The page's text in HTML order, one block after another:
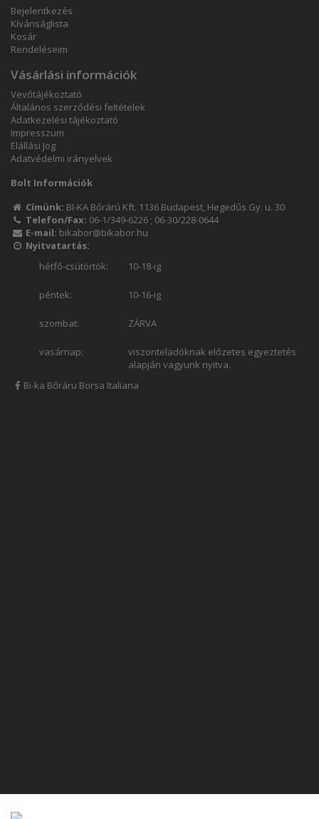
Bejelentkezés
Kívánságlista
Kosár
Rendeléseim
Vásárlási információk
Vevőtájékoztató
Általános szerződési feltételek
Adatkezelési tájékoztató
Impresszum
Elállási Jog
Adatvédelmi irányelvek
Bolt Információk
Címünk: BI-KA Bőrárú Kft. 1136 Budapest, Hegedűs Gy. u. 30
Telefon/Fax: 06-1/349-6226 ; 06-30/228-0644
E-mail: bikabor@bikabor.hu
Nyitvatartás:
hétfő-csütörtök:
10-18-ig
péntek: 10-16-ig
szombat: ZÁRVA
vasárnap:
viszonteladóknak előzetes egyeztetés
alapján vagyunk nyitva.
Bi-ka Bőráru Borsa Italiana